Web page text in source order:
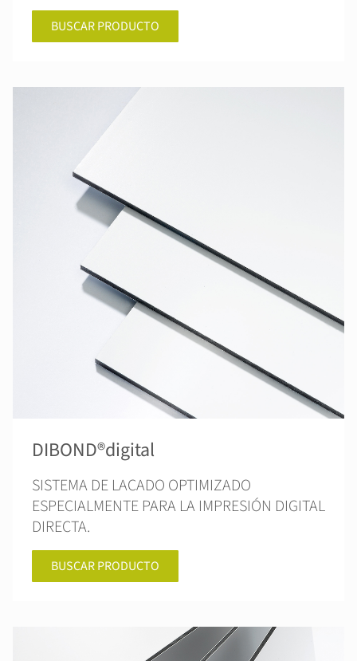
BUSCAR PRODUCTO
DIBOND®digital
SISTEMA DE LACADO OPTIMIZADO
ESPECIALMENTE PARA LA IMPRESIÓN DIGITAL
DIRECTA.
BUSCAR PRODUCTO